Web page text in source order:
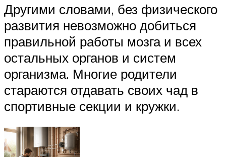
Другими словами, без физического
развития невозможно добиться
правильной работы мозга и всех
остальных органов и систем
организма. Многие родители
стараются отдавать своих чад в
спортивные секции и кружки.